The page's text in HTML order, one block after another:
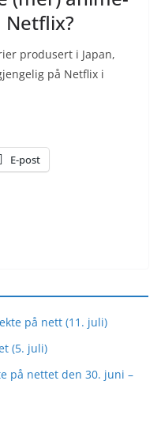
Netflix?
produsert i Japan,
på Netflix i
E-post
på nett (11. juli)
(5. juli)
på nettet den 30. juni –